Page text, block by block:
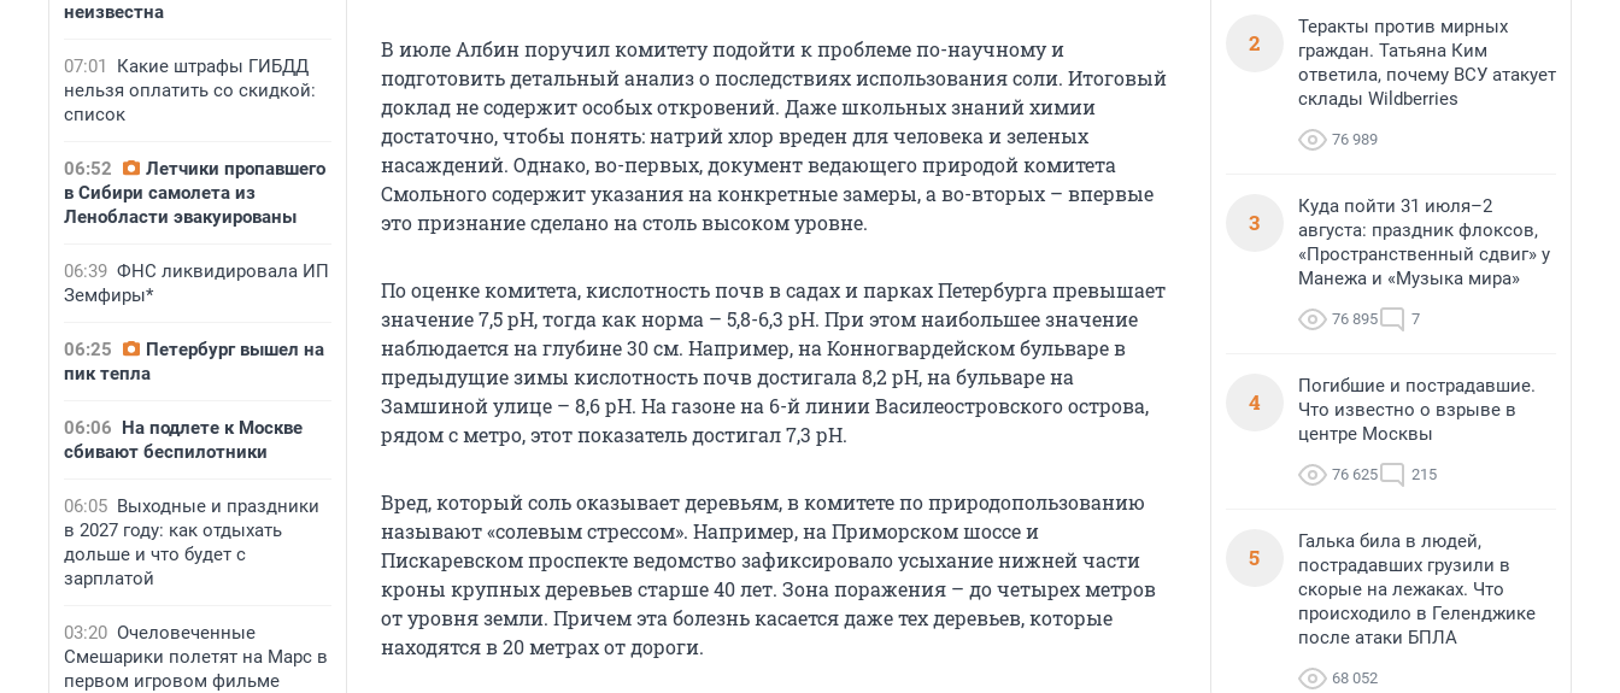
неизвестна
07:01
Какие штрафы ГИБДД
нельзя оплатить со скидкой:
список
06:52
Летчики пропавшего
в Сибири самолета из
Ленобласти эвакуированы
06:39 ФНС ликвидировала ИП
Земфиры*
06:25
Петербург вышел на
пик тепла
06:06 На подлете к Москве
сбивают беспилотники
06:05 Выходные и праздники
в 2027 году: как отдыхать
дольше и что будет с
зарплатой
03:20 Очеловеченные
Смешарики полетят на Марс в
первом игровом фильме
В июле Албин поручил комитету подойти к проблеме по-научному и
подготовить детальный анализ о последствиях использования соли. Итоговый
доклад не содержит особых откровений. Даже школьных знаний химии
достаточно, чтобы понять: натрий хлор вреден для человека и зеленых
насаждений. Однако, во-первых, документ ведающего природой комитета
Смольного содержит указания на конкретные замеры, а во-вторых – впервые
это признание сделано на столь высоком уровне.
По оценке комитета, кислотность почв в садах и парках Петербурга превышает
значение 7,5 рН, тогда как норма – 5,8-6,3 рН. При этом наибольшее значение
наблюдается на глубине 30 см. Например, на Конногвардейском бульваре в
предыдущие зимы кислотность почв достигала 8,2 рН, на бульваре на
Замшиной улице – 8,6 рН. На газоне на 6-й линии Василеостровского острова,
рядом с метро, этот показатель достигал 7,3 рН.
Вред, который соль оказывает деревьям, в комитете по природопользованию
называют «солевым стрессом». Например, на Приморском шоссе и
Пискаревском проспекте ведомство зафиксировало усыхание нижней части
кроны крупных деревьев старше 40 лет. Зона поражения – до четырех метров
от уровня земли. Причем эта болезнь касается даже тех деревьев, которые
находятся в 20 метрах от дороги.
2
Теракты против мирных
граждан. Татьяна Ким
ответила, почему ВСУ атакует
склады Wildberries
76 989
3
Куда пойти 31 июля–2
августа: праздник флоксов,
«Пространственный сдвиг» у
Манежа и «Музыка мира»
76 895 7
4
Погибшие и пострадавшие.
Что известно о взрыве в
центре Москвы
76 625 215
5
Галька била в людей,
пострадавших грузили в
скорые на лежаках. Что
происходило в Геленджике
после атаки БПЛА
68 052